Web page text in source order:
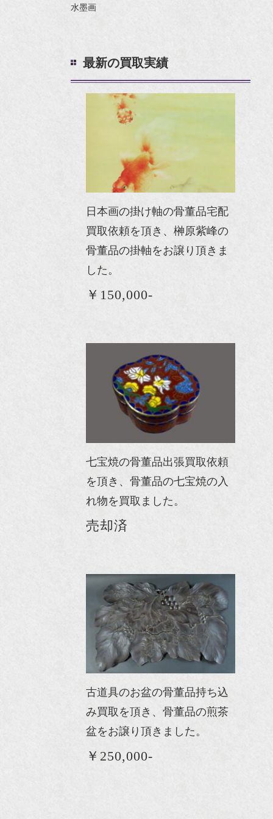
水墨画
最新の買取実績
日本画の掛け軸の骨董品宅配
買取依頼を頂き、榊原紫峰の
骨董品の掛軸をお譲り頂きま
した。
￥150,000-
七宝焼の骨董品出張買取依頼
を頂き、骨董品の七宝焼の入
れ物を買取ました。
売却済
古道具のお盆の骨董品持ち込
み買取を頂き、骨董品の煎茶
盆をお譲り頂きました。
￥250,000-